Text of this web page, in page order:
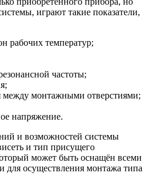
играют такие показатели,
рабочих температур;
частоты;
между монтажными отверстиями;
напряжение.
и возможностей системы
и тип присущего
может быть оснащён всеми
для осуществления монтажа типа